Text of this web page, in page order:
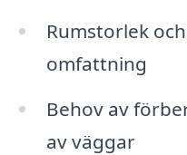
Rumstorlek
omfattning
Behov av
av väggar